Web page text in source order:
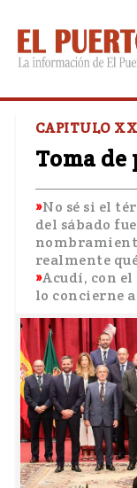
CAPITULO
Toma de
No sé si el
del sábado
realmente
Acudí, con
lo concierne